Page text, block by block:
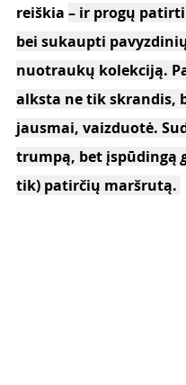
reiškia – ir progų
bei sukaupti
nuotraukų kolekciją.
alksta ne tik skrandis,
jausmai, vaizduotė.
trumpą, bet įspūdingą
tik) patirčių maršrutą.